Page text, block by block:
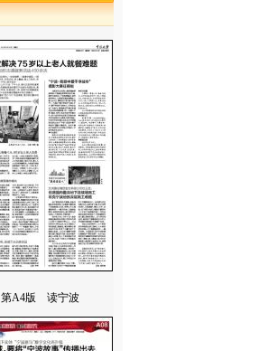
第A4版 读宁波